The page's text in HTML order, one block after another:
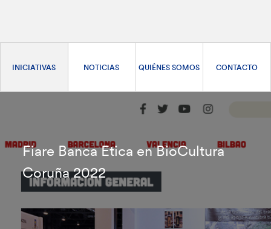
INICIATIVAS NOTICIAS QUIÉNES SOMOS CONTACTO
Fiare Banca Etica en BioCultura
Coruña 2022